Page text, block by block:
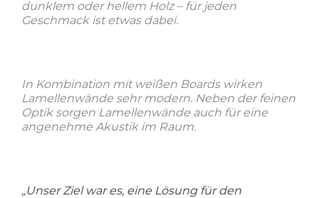
dunklem oder hellem Holz – für jeden
Geschmack ist etwas dabei.
In Kombination mit weißen Boards wirken
Lamellenwände sehr modern. Neben der feinen
Optik sorgen Lamellenwände auch für eine
angenehme Akustik im Raum.
„Unser Ziel war es, eine Lösung für den